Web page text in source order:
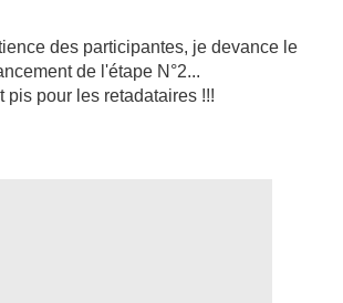
des participantes, je devance le
de l'étape N°2...
pis pour les retadataires !!!